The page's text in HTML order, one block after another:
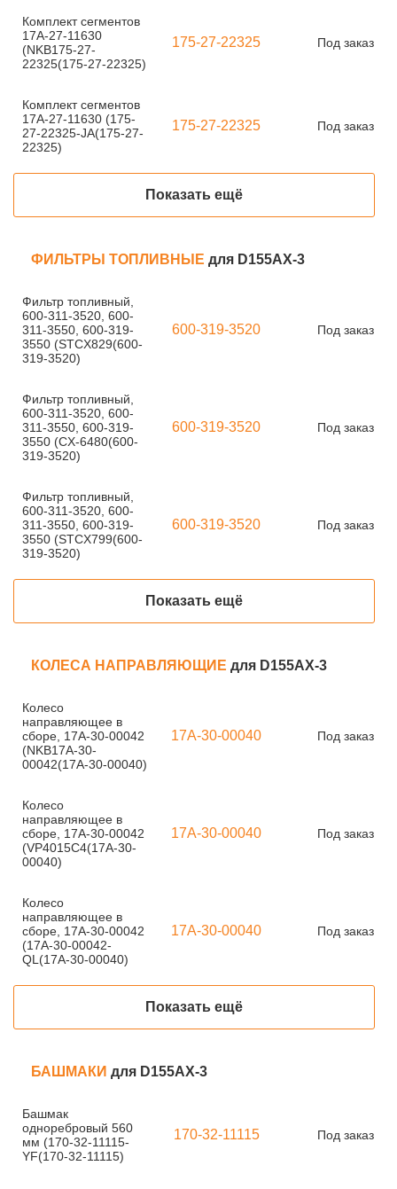
Комплект сегментов
17A-27-11630
(NKB175-27-
22325(175-27-22325)
175-27-22325 Под заказ
Комплект сегментов
17A-27-11630 (175-
27-22325-JA(175-27-
22325)
175-27-22325 Под заказ
Показать ещё
ФИЛЬТРЫ ТОПЛИВНЫЕ для D155AX-3
Фильтр топливный,
600-311-3520, 600-
311-3550, 600-319-
3550 (STCX829(600-
319-3520)
600-319-3520 Под заказ
Фильтр топливный,
600-311-3520, 600-
311-3550, 600-319-
3550 (CX-6480(600-
319-3520)
600-319-3520 Под заказ
Фильтр топливный,
600-311-3520, 600-
311-3550, 600-319-
3550 (STCX799(600-
319-3520)
600-319-3520 Под заказ
Показать ещё
КОЛЕСА НАПРАВЛЯЮЩИЕ для D155AX-3
Колесо
направляющее в
сборе, 17A-30-00042
(NKB17A-30-
00042(17A-30-00040)
17A-30-00040 Под заказ
Колесо
направляющее в
сборе, 17A-30-00042
(VP4015C4(17A-30-
00040)
17A-30-00040 Под заказ
Колесо
направляющее в
сборе, 17A-30-00042
(17A-30-00042-
QL(17A-30-00040)
17A-30-00040 Под заказ
Показать ещё
БАШМАКИ для D155AX-3
Башмак
одноребровый 560
мм (170-32-11115-
YF(170-32-11115)
170-32-11115 Под заказ